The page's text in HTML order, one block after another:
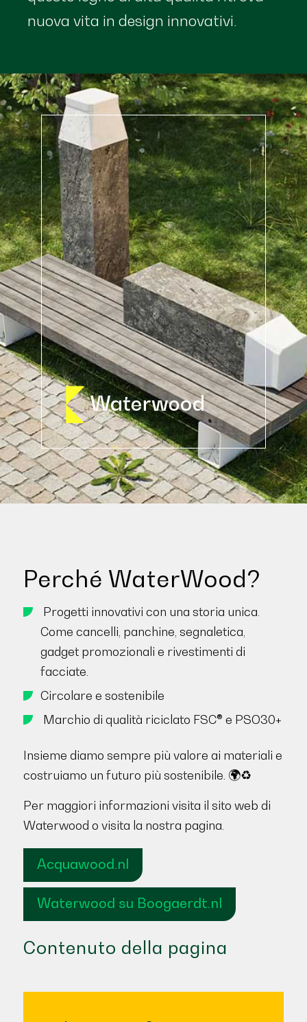
nuova vita in design innovativi.
Perché WaterWood?
Progetti innovativi con una storia unica.
Come cancelli, panchine, segnaletica,
gadget promozionali e rivestimenti di
facciate.
Circolare e sostenibile
Marchio di qualità riciclato FSC® e PSO30+
Insieme diamo sempre più valore ai materiali e
costruiamo un futuro più sostenibile. 🌍♻️
Per maggiori informazioni visita il sito web di
Waterwood o visita la nostra pagina.
Acquawood.nl
Waterwood su Boogaerdt.nl
Contenuto della pagina